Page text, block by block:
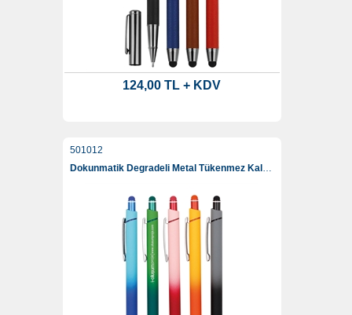
124,00 TL + KDV
501012
Dokunmatik Degradeli Metal Tükenmez Kalem